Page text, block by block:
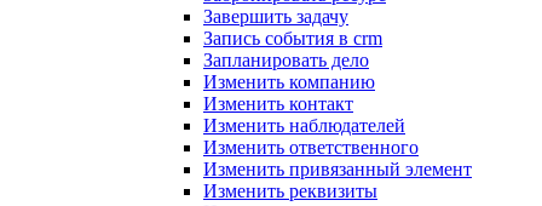
Завершить задачу
Запись события в crm
Запланировать дело
Изменить компанию
Изменить контакт
Изменить наблюдателей
Изменить ответственного
Изменить привязанный элемент
Изменить реквизиты